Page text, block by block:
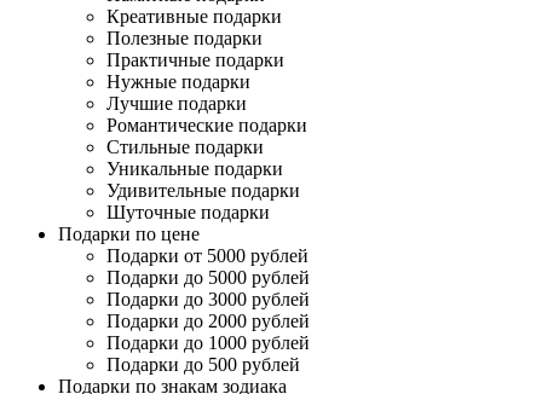
Креативные подарки
Полезные подарки
Практичные подарки
Нужные подарки
Лучшие подарки
Романтические подарки
Стильные подарки
Уникальные подарки
Удивительные подарки
Шуточные подарки
Подарки по цене
Подарки от 5000 рублей
Подарки до 5000 рублей
Подарки до 3000 рублей
Подарки до 2000 рублей
Подарки до 1000 рублей
Подарки до 500 рублей
Подарки по знакам зодиака